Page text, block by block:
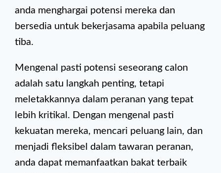
anda menghargai potensi mereka dan
bersedia untuk bekerjasama apabila peluang
tiba.
Mengenal pasti potensi seseorang calon
adalah satu langkah penting, tetapi
meletakkannya dalam peranan yang tepat
lebih kritikal. Dengan mengenal pasti
kekuatan mereka, mencari peluang lain, dan
menjadi fleksibel dalam tawaran peranan,
anda dapat memanfaatkan bakat terbaik